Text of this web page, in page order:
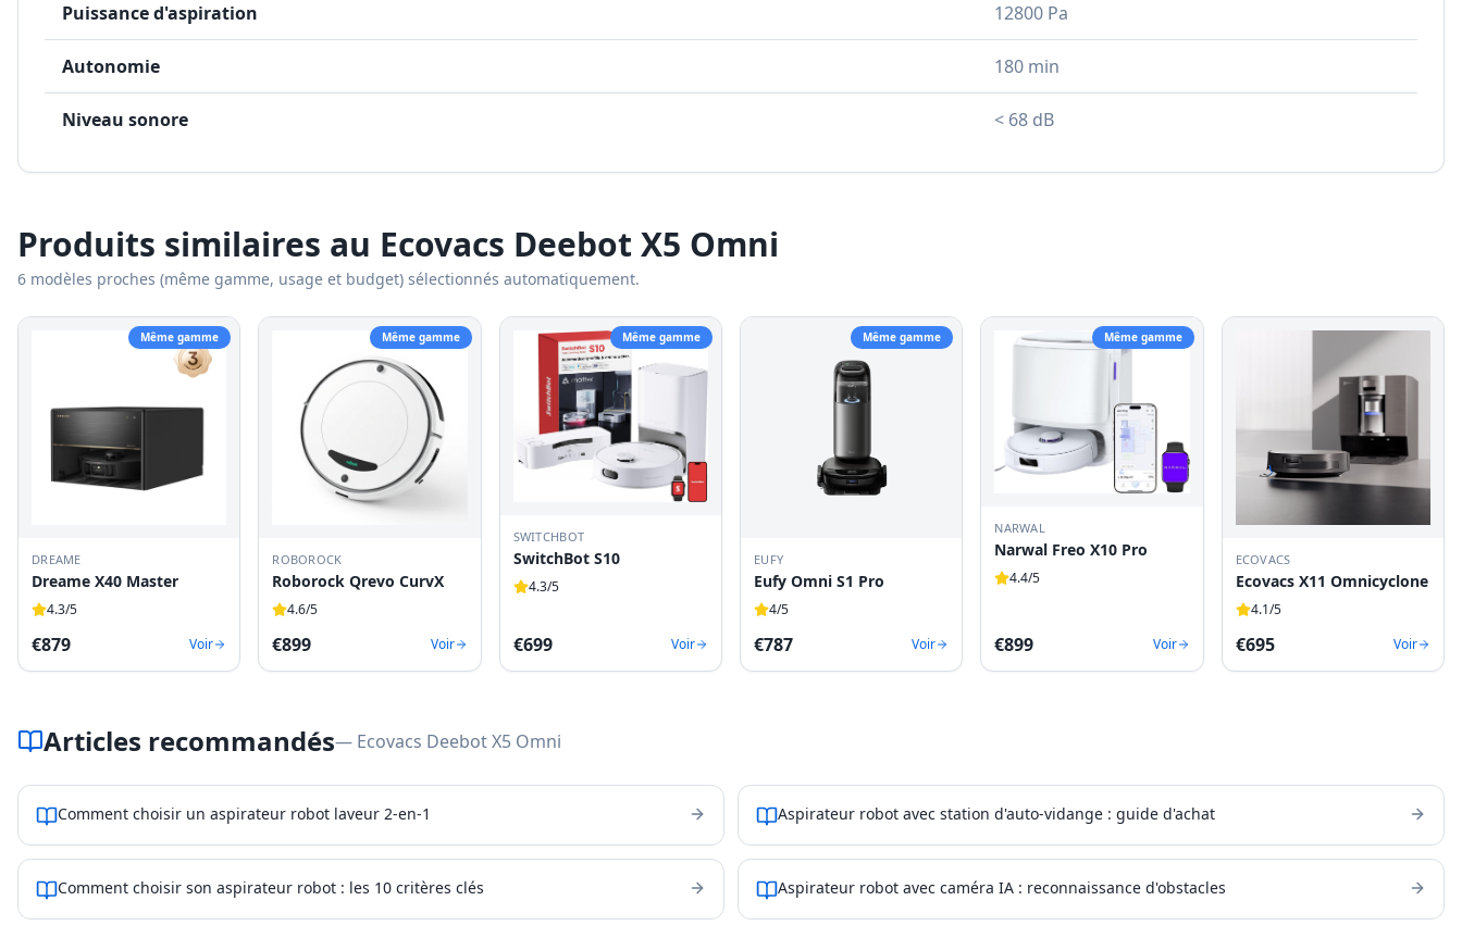
Puissance d'aspiration 12800 Pa
Autonomie 180 min
Niveau sonore < 68 dB
Produits similaires au Ecovacs Deebot X5 Omni
6 modèles proches (même gamme, usage et budget) sélectionnés automatiquement.
Même gamme
DREAME
Dreame X40 Master
4.3/5
€879 Voir
Même gamme
ROBOROCK
Roborock Qrevo CurvX
4.6/5
€899 Voir
Même gamme
SWITCHBOT
SwitchBot S10
4.3/5
€699 Voir
Même gamme
EUFY
Eufy Omni S1 Pro
4/5
€787 Voir
Même gamme
NARWAL
Narwal Freo X10 Pro
4.4/5
€899 Voir
ECOVACS
Ecovacs X11 Omnicyclone
4.1/5
€695 Voir
Articles recommandés— Ecovacs Deebot X5 Omni
Comment choisir un aspirateur robot laveur 2-en-1 Aspirateur robot avec station d'auto-vidange : guide d'achat
Comment choisir son aspirateur robot : les 10 critères clés Aspirateur robot avec caméra IA : reconnaissance d'obstacles